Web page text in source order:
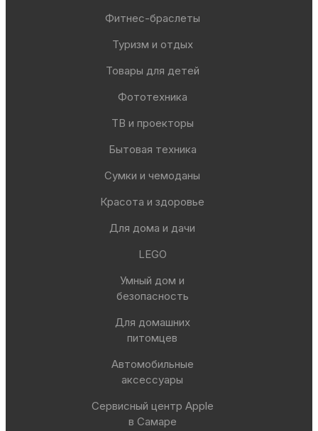
Фитнес-браслеты
Туризм и отдых
Товары для детей
Фототехника
ТВ и проекторы
Бытовая техника
Сумки и чемоданы
Красота и здоровье
Для дома и дачи
LEGO
Умный дом и
безопасность
Для домашних
питомцев
Автомобильные
аксессуары
Сервисный центр Apple
в Самаре